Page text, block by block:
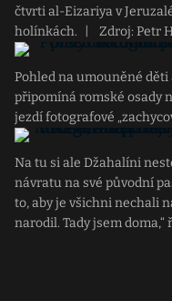
čtvrti al-Eizariya v
holínkách.
Zdroj: Petr
Pohled na umouněné
připomíná romské osady
jezdí fotografové
Na tu si ale Džahalíni
návratu na své původní
to, aby je všichni nechali
narodil. Tady jsem doma,“